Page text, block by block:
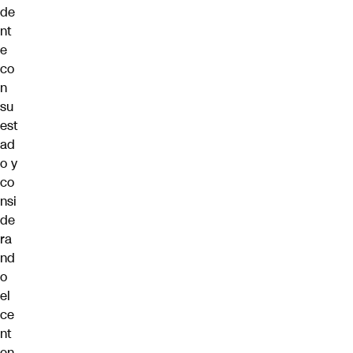
de
nt
e
co
n
su
est
ad
o y
co
nsi
de
ra
nd
o
el
ce
nt